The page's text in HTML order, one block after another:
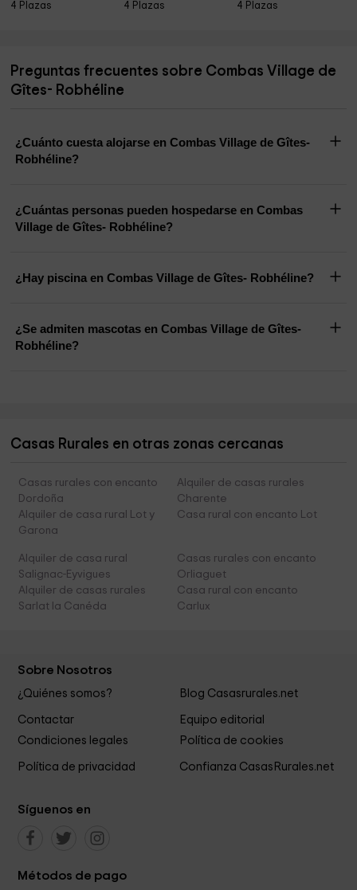
4 Plazas
4 Plazas
4 Plazas
Preguntas frecuentes sobre Combas Village de
Gîtes- Robhéline
¿Cuánto cuesta alojarse en Combas Village de Gîtes-
Robhéline?
¿Cuántas personas pueden hospedarse en Combas
Village de Gîtes- Robhéline?
¿Hay piscina en Combas Village de Gîtes- Robhéline?
¿Se admiten mascotas en Combas Village de Gîtes-
Robhéline?
Casas Rurales en otras zonas cercanas
Casas rurales con encanto
Dordoña
Alquiler de casas rurales
Charente
Alquiler de casa rural Lot y
Garona
Casa rural con encanto Lot
Alquiler de casa rural
Salignac-Eyvigues
Casas rurales con encanto
Orliaguet
Alquiler de casas rurales
Sarlat la Canéda
Casa rural con encanto
Carlux
Sobre Nosotros
¿Quiénes somos? Blog Casasrurales.net
Contactar
Equipo editorial
Condiciones legales
Política de cookies
Política de privacidad Confianza CasasRurales.net
Síguenos en
Métodos de pago